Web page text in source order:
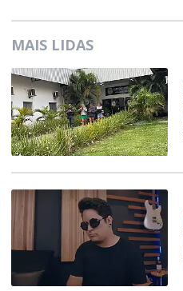
MAIS LIDAS